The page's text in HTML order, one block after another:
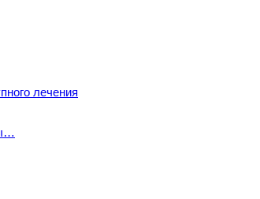
лечения